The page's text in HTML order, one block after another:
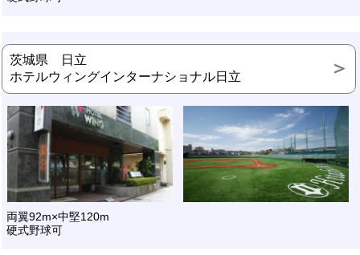
茨城県 日立
ホテルウィングインターナショナル日立
両翼92m×中堅120m
硬式野球可